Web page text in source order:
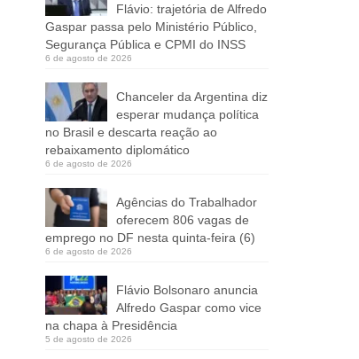
Flávio: trajetória de Alfredo
Gaspar passa pelo Ministério Público,
Segurança Pública e CPMI do INSS
6 de agosto de 2026
Chanceler da Argentina diz
esperar mudança política
no Brasil e descarta reação ao
rebaixamento diplomático
6 de agosto de 2026
Agências do Trabalhador
oferecem 806 vagas de
emprego no DF nesta quinta-feira (6)
6 de agosto de 2026
Flávio Bolsonaro anuncia
Alfredo Gaspar como vice
na chapa à Presidência
5 de agosto de 2026